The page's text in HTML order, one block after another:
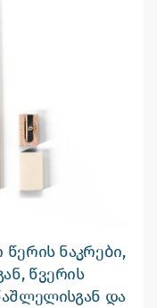
წერის ნაკრები,
წვერის
და